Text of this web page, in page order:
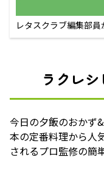
レタスクラブ編集部
ラクレ
今日の夕飯のおかず
本の定番料理から人
されるプロ監修の簡